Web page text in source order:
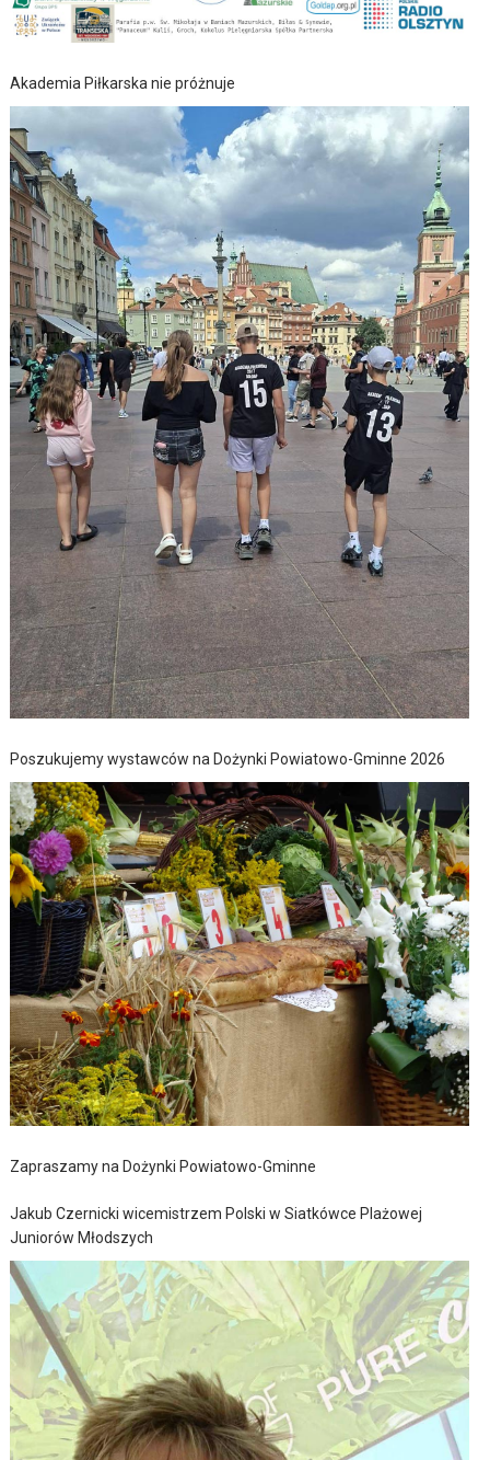
Akademia Piłkarska nie próżnuje
Poszukujemy wystawców na Dożynki Powiatowo-Gminne 2026
Zapraszamy na Dożynki Powiatowo-Gminne
Jakub Czernicki wicemistrzem Polski w Siatkówce Plażowej
Juniorów Młodszych